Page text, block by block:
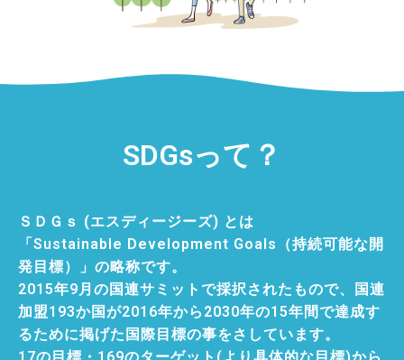
SDGsって？
ＳＤＧｓ (エスディージーズ) とは
「Sustainable Development Goals（持続可能な開
発目標）」の略称です。
2015年9月の国連サミットで採択されたもので、国連
加盟193か国が2016年から2030年の15年間で達成す
るために掲げた国際目標の事をさしています。